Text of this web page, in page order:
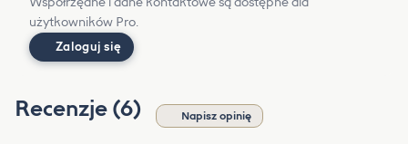
użytkowników Pro.
Zaloguj się
Recenzje (6) Napisz opinię